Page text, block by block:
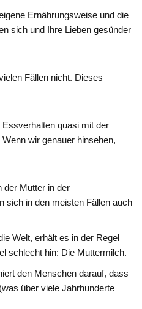
Ernährungsweise und die
sich und Ihre Lieben gesünder
Fällen nicht. Dieses
quasi mit der
wir genauer hinsehen,
der Mutter in der
sich in den meisten Fällen auch
Welt, erhält es in der Regel
schlecht hin: Die Muttermilch.
den Menschen darauf, dass
über viele Jahrhunderte